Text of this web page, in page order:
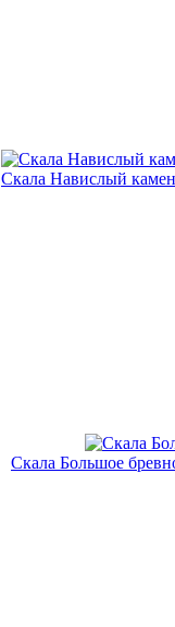
Скала Навислый
Скала Большое